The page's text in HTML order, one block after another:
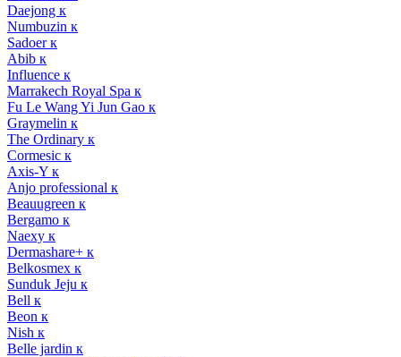
Daejong к
Numbuzin к
Sadoer к
Abib к
Influence к
Marrakech Royal Spa к
Fu Le Wang Yi Jun Gao к
Graymelin к
The Ordinary к
Cormesic к
Axis-Y к
Anjo professional к
Beauugreen к
Bergamo к
Naexy к
Dermashare+ к
Belkosmex к
Sunduk Jeju к
Bell к
Beon к
Nish к
Belle jardin к